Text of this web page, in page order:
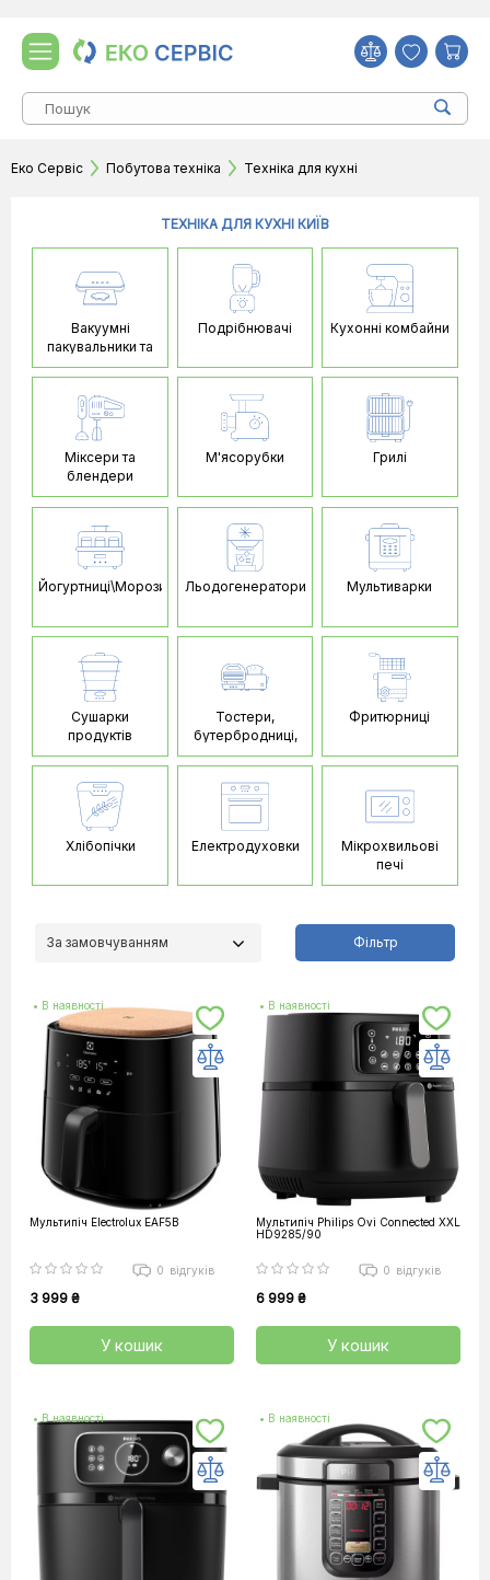
Еко Сервіс Побутова техніка Техніка для кухні
ТЕХНІКА ДЛЯ КУХНІ КИЇВ
Вакуумні
пакувальники та
аксесуари
Подрібнювачі Кухонні комбайни
Міксери та
блендери
М'ясорубки Грилі
Йогуртниці\МорозивниціЛьодогенератори Мультиварки
Сушарки
продуктів
Тостери,
бутербродниці,
вафельниці
Фритюрниці
Хлібопічки Електродуховки
Мікрохвильові
печі
Фільтр
За замовчуванням
• В наявності
Мультипіч Electrolux EAF5B
0 відгуків
3 999 ₴
У кошик
• В наявності
Мультипіч Philips Ovi Connected XXL
HD9285/90
0 відгуків
6 999 ₴
У кошик
• В наявності • В наявності